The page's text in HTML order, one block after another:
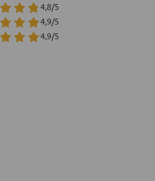
4,8/5
4,9/5
4,9/5